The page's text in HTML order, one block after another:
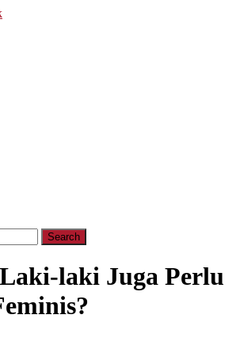
laki Juga Perlu